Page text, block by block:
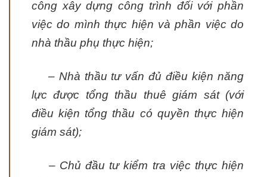
công xây dựng công trình đối với phần
việc do mình thực hiện và phần việc do
nhà thầu phụ thực hiện;
– Nhà thầu tư vấn đủ điều kiện năng
lực được tổng thầu thuê giám sát (với
điều kiện tổng thầu có quyền thực hiện
giám sát);
– Chủ đầu tư kiểm tra việc thực hiện